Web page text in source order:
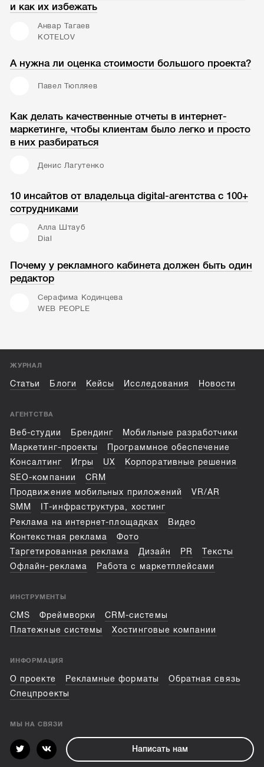
и как их избежать
Анвар Тагаев
KOTELOV
А нужна ли оценка стоимости большого проекта?
Павел Тюпляев
Как делать качественные отчеты в интернет-
маркетинге, чтобы клиентам было легко и просто
в них разбираться
Денис Лагутенко
10 инсайтов от владельца digital-агентства с 100+
сотрудниками
Алла Штауб
Dial
Почему у рекламного кабинета должен быть один
редактор
Серафима Кодинцева
WEB PEOPLE
ЖУРНАЛ
Статьи Блоги Кейсы Исследования Новости
АГЕНТСТВА
Веб-студии Брендинг
Мобильные разработчики
Маркетинг-проекты
Программное обеспечение
Консалтинг
Игры UX
Корпоративные решения
SEO-компании
CRM
Продвижение мобильных приложений
VR/AR
SMM
IT-инфраструктура, хостинг
Реклама на интернет-площадках
Видео
Контекстная реклама
Фото
Таргетированная реклама
Дизайн PR
Тексты
Офлайн-реклама
Работа с маркетплейсами
ИНСТРУМЕНТЫ
CMS Фреймворки
CRM-системы
Платежные системы
Хостинговые компании
ИНФОРМАЦИЯ
О проекте Рекламные форматы
Обратная связь
Спецпроекты
МЫ НА СВЯЗИ
Написать нам